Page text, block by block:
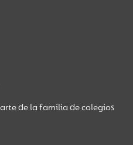
de la familia de colegios